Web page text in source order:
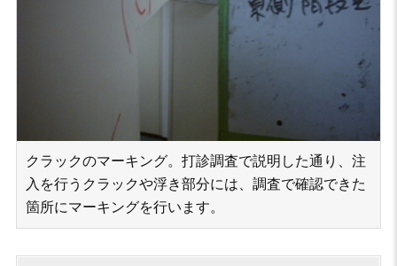
クラックのマーキング。打診調査で説明した通り、注
入を行うクラックや浮き部分には、調査で確認できた
箇所にマーキングを行います。